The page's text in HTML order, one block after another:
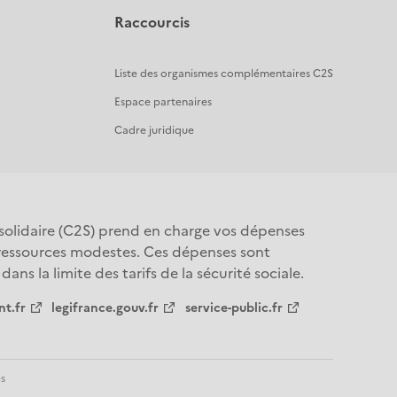
Raccourcis
Liste des organismes complémentaires C2S
Espace partenaires
Cadre juridique
(C2S) prend en charge vos dépenses
modestes. Ces dépenses sont
la limite des tarifs de la sécurité sociale.
legifrance.gouv.fr service-public.fr